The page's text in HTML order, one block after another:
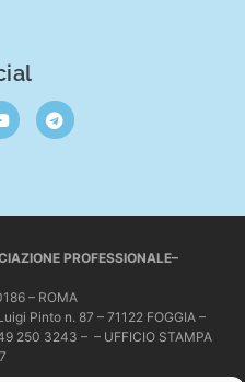
PROFESSIONALE–
– ROMA
Pinto n. 87 – 71122 FOGGIA –
250 3243 – – UFFICIO STAMPA